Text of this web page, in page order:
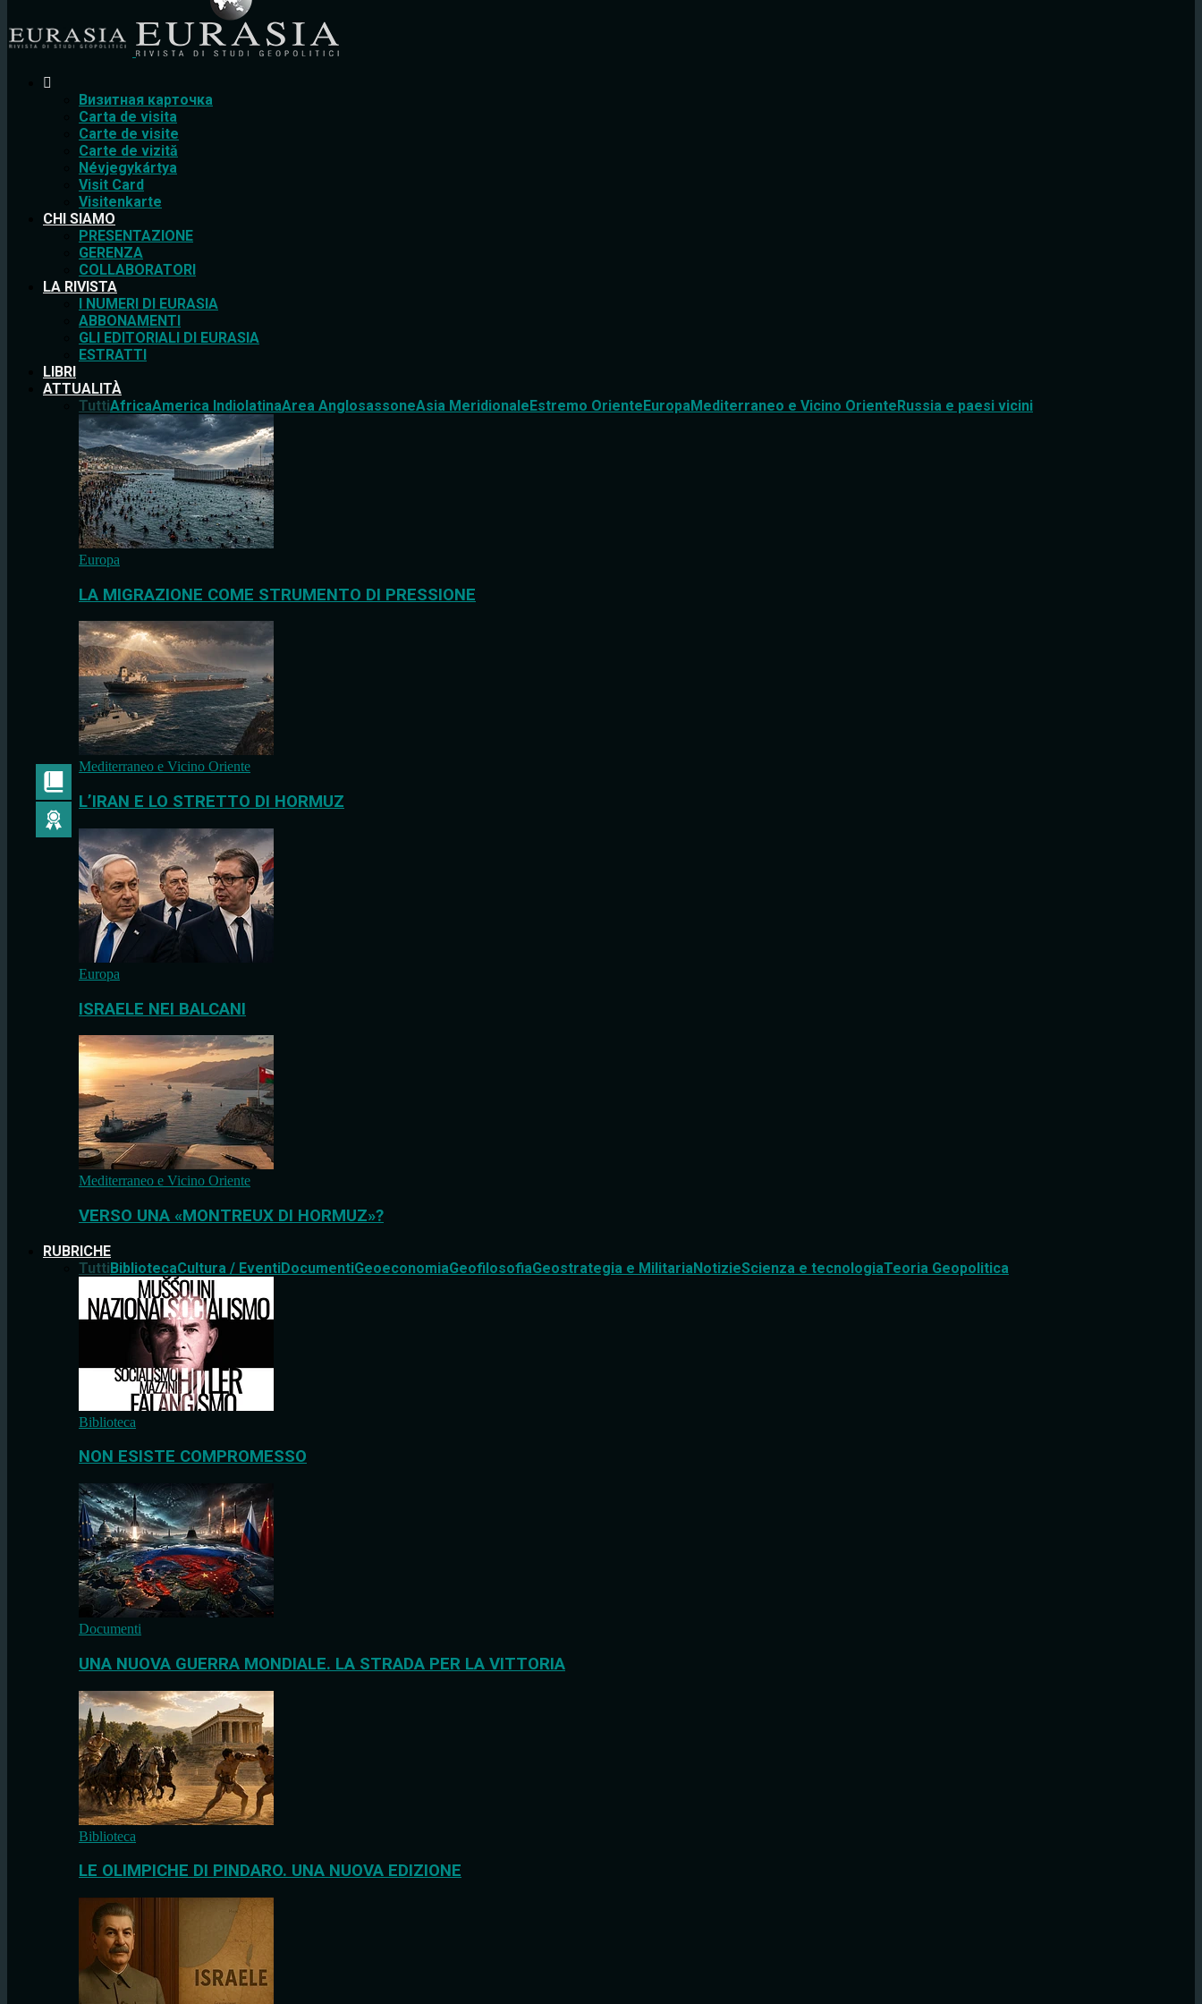
Bизитная карточка
Carta de visita
Carte de visite
Carte de vizită
Névjegykártya
Visit Card
Visitenkarte
CHI SIAMO
PRESENTAZIONE
GERENZA
COLLABORATORI
LA RIVISTA
I NUMERI DI EURASIA
ABBONAMENTI
GLI EDITORIALI DI EURASIA
ESTRATTI
LIBRI
ATTUALITÀ
TuttiAfricaAmerica IndiolatinaArea AnglosassoneAsia MeridionaleEstremo OrienteEuropaMediterraneo e Vicino OrienteRussia e paesi vicini
Europa
LA MIGRAZIONE COME STRUMENTO DI PRESSIONE
Mediterraneo e Vicino Oriente
L’IRAN E LO STRETTO DI HORMUZ
Europa
ISRAELE NEI BALCANI
Mediterraneo e Vicino Oriente
VERSO UNA «MONTREUX DI HORMUZ»?
RUBRICHE
TuttiBibliotecaCultura / EventiDocumentiGeoeconomiaGeofilosofiaGeostrategia e MilitariaNotizieScienza e tecnologiaTeoria Geopolitica
Biblioteca
NON ESISTE COMPROMESSO
Documenti
UNA NUOVA GUERRA MONDIALE. LA STRADA PER LA VITTORIA
Biblioteca
LE OLIMPICHE DI PINDARO. UNA NUOVA EDIZIONE